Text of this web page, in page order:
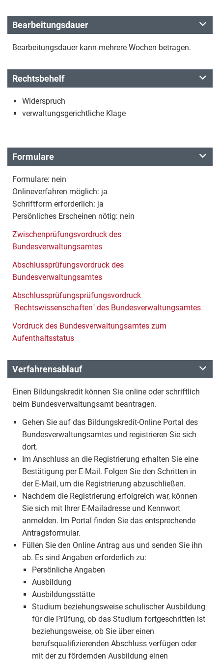
Bearbeitungsdauer
Bearbeitungsdauer kann mehrere Wochen betragen.
Rechtsbehelf
Widerspruch
verwaltungsgerichtliche Klage
Formulare
Formulare: nein
Onlineverfahren möglich: ja
Schriftform erforderlich: ja
Persönliches Erscheinen nötig: nein
Zwischenprüfungsvordruck des
Bundesverwaltungsamtes
Abschlussprüfungsvordruck des
Bundesverwaltungsamtes
Abschlussprüfungsprüfungsvordruck
"Rechtswissenschaften" des Bundesverwaltungsamtes
Vordruck des Bundesverwaltungsamtes zum
Aufenthaltsstatus
Verfahrensablauf
Einen Bildungskredit können Sie online oder schriftlich
beim Bundesverwaltungsamt beantragen.
Gehen Sie auf das Bildungskredit-Online Portal des
Bundesverwaltungsamtes und registrieren Sie sich
dort.
Im Anschluss an die Registrierung erhalten Sie eine
Bestätigung per E-Mail. Folgen Sie den Schritten in
der E-Mail, um die Registrierung abzuschließen.
Nachdem die Registrierung erfolgreich war, können
Sie sich mit Ihrer E-Mailadresse und Kennwort
anmelden. Im Portal finden Sie das entsprechende
Antragsformular.
Füllen Sie den Online Antrag aus und senden Sie ihn
ab. Es sind Angaben erforderlich zu:
Persönliche Angaben
Ausbildung
Ausbildungsstätte
Studium beziehungsweise schulischer Ausbildung
für die Prüfung, ob das Studium fortgeschritten ist
beziehungsweise, ob Sie über einen
berufsqualifizierenden Abschluss verfügen oder
mit der zu fördernden Ausbildung einen